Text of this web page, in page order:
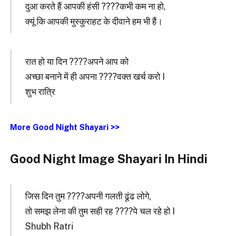
दुआ करते हैं आपकी हंसी ????कभी कम ना हो,
क्यूं कि आपकी मुस्कुराहट के दीवाने हम भी हैं।
रात हो या दिन ????अपने आप को
अच्छा बनाने में ही अपना ????वक्त खर्च करो I
शुभ रात्रि
More Good Night Shayari >>
Good Night Image Shayari In Hindi
जिस दिन तुम ????अपनी गलती ढूंढ लोगे,
तो समझ लेना की तुम सही रह ????पे चल रहे हो I
Shubh Ratri